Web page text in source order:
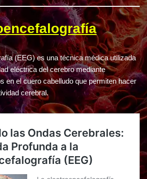
(EEG) es una técnica médica utilizada
eléctrica del cerebro mediante
en el cuero cabelludo que permiten hacer
cerebral.